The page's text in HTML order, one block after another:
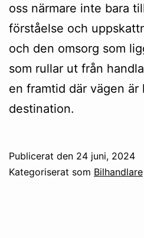
oss närmare inte bara
förståelse och
och den omsorg som
som rullar ut från
en framtid där vägen
destination.
Publicerat den 24 juni, 2024
Kategoriserat som Bilhandlare